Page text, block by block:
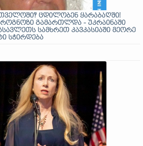
ცდილობენ ყარაბაღში!
გამართლდა - უკრაინაში
სამხრეთ კავკასიაში მეორე
სჭირდება